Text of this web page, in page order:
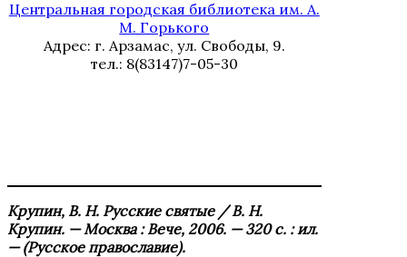
Центральная городская библиотека им. А.
М. Горького
Адрес: г. Арзамас, ул. Свободы, 9.
тел.: 8(83147)7-05-30
Крупин, В. Н. Русские святые / В. Н.
Крупин. — Москва : Вече, 2006. — 320 с. : ил.
— (Русское православие).